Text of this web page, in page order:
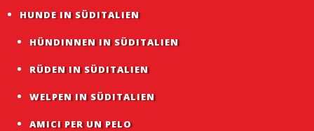
HUNDE IN SÜDITALIEN
HÜNDINNEN IN SÜDITALIEN
RÜDEN IN SÜDITALIEN
WELPEN IN SÜDITALIEN
AMICI PER UN PELO